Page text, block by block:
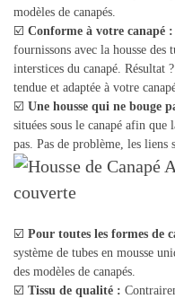
modèles de canapés.
☑️ Conforme à votre canapé :
fournissons avec la housse des
interstices du canapé. Résultat
tendue et adaptée à votre
☑️ Une housse qui ne bouge
situées sous le canapé afin que
pas. Pas de problème, les liens
☑️ Pour toutes les formes de
système de tubes en mousse
des modèles de canapés.
☑️ Tissu de qualité :